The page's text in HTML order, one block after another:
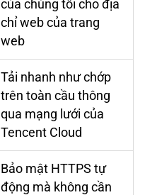
của chúng tôi cho địa
chỉ web của trang
web
Tải nhanh như chớp
trên toàn cầu thông
qua mạng lưới của
Tencent Cloud
Bảo mật HTTPS tự
động mà không cần